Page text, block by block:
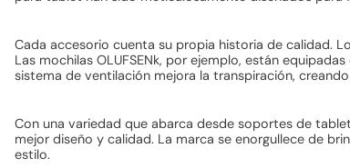
Cada accesorio cuenta su propia historia de calidad.
Las mochilas OLUFSENk, por ejemplo, están
sistema de ventilación mejora la transpiración,
Con una variedad que abarca desde soportes de
mejor diseño y calidad. La marca se enorgullece de
estilo.